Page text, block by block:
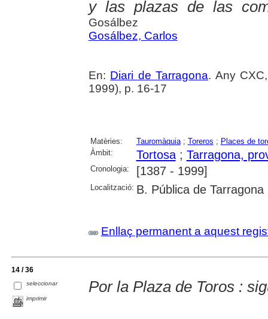
y las plazas de las
Gosálbez
Gosálbez, Carlos
En: Diari de Tarragona. Any
1999), p. 16-17
Matèries: Tauromàquia; Toreros ; Places de
Àmbit:
Tortosa; Tarragona,
Cronologia: [1387 - 1999]
Localització: B. Pública de Tarragona
Enllaç permanent a aquest
14 / 36
seleccionar
imprimir
Por la Plaza de Toros :